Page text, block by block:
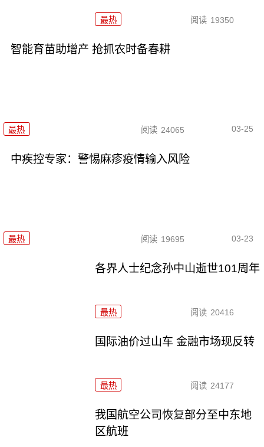
最热 阅读 19350
智能育苗助增产 抢抓农时备春耕
最热 阅读 24065 03-25
中疾控专家：警惕麻疹疫情输入风险
最热 阅读 19695 03-23
各界人士纪念孙中山逝世101周年
最热 阅读 20416
国际油价过山车 金融市场现反转
最热 阅读 24177
我国航空公司恢复部分至中东地
区航班